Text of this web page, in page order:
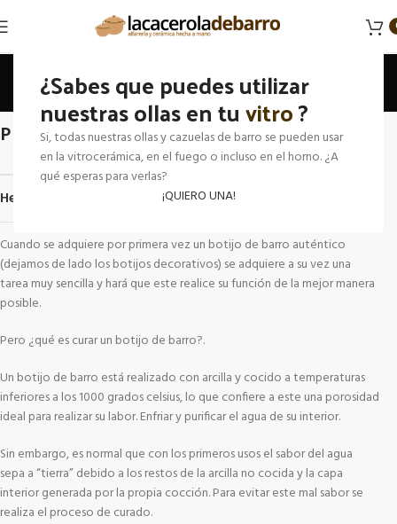
¿Sabes que puedes utilizar
nuestras ollas en tuvitro?
Si, todas nuestras ollas y cazuelas de barro se pueden usar
en la vitrocerámica, en el fuego o incluso en el horno. ¿A
qué esperas para verlas?
¡QUIERO UNA!
Centro de ayuda
Inicio Centro de ayuda
PRIMER USO CUANDO COMPRAS UN BOTIJO
He comprado un botijo, ¿y ahora qué?
Cuando se adquiere por primera vez un botijo de barro auténtico
(dejamos de lado los botijos decorativos) se adquiere a su vez una
tarea muy sencilla y hará que este realice su función de la mejor manera
posible.
Pero ¿qué es curar un botijo de barro?.
Un botijo de barro está realizado con arcilla y cocido a temperaturas
inferiores a los 1000 grados celsius, lo que confiere a este una porosidad
ideal para realizar su labor. Enfriar y purificar el agua de su interior.
Sin embargo, es normal que con los primeros usos el sabor del agua
sepa a “tierra” debido a los restos de la arcilla no cocida y la capa
interior generada por la propia cocción. Para evitar este mal sabor se
realiza el proceso de curado.